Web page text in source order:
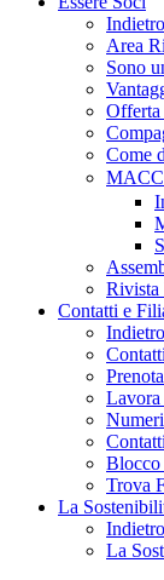
Indietro
Area
Sono
Offerta
Come
MACC
Rivista
Contatti e
Indietro
Contatti
Blocco
Trova
La
Indietro
La